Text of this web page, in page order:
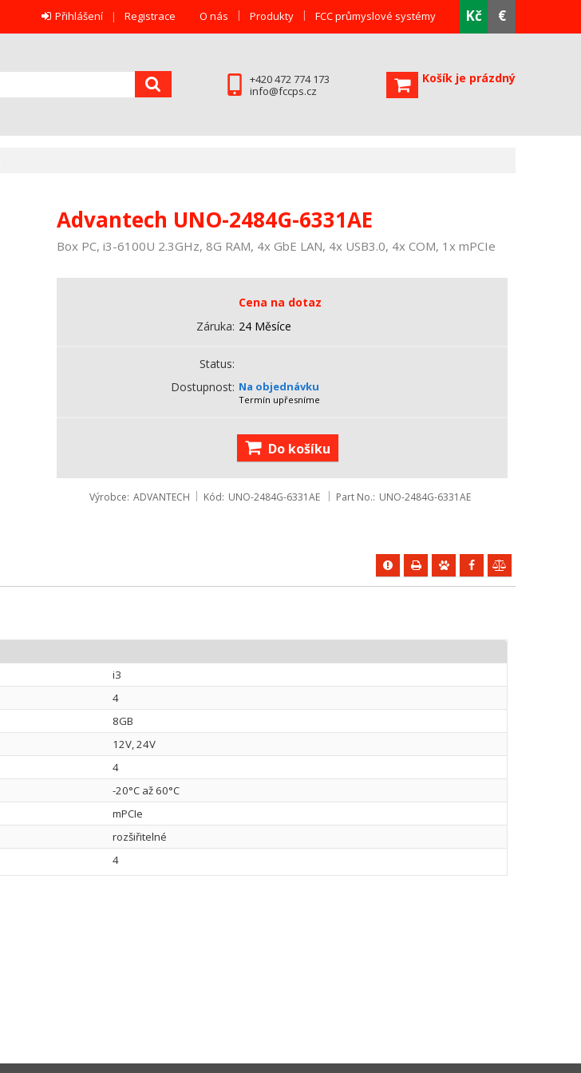
Kč €
O nás Produkty FCC průmyslové systémy
Přihlášení Registrace
Košík je prázdný
+420 472 774 173
info@fccps.cz
Advantech UNO-2484G-6331AE
Box PC, i3-6100U 2.3GHz, 8G RAM, 4x GbE LAN, 4x USB3.0, 4x COM, 1x mPCIe
Cena na dotaz
Záruka 24 Měsíce
Status
Dostupnost Na objednávku
Termín upřesníme
Do košíku
Výrobce ADVANTECH Kód UNO-2484G-6331AE Part No. UNO-2484G-6331AE
i3
4
8GB
12V, 24V
4
-20°C až 60°C
mPCIe
rozšiřitelné
4